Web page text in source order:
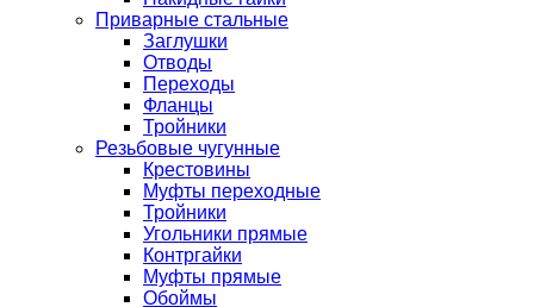
Приварные стальные
Заглушки
Отводы
Переходы
Фланцы
Тройники
Резьбовые чугунные
Крестовины
Муфты переходные
Тройники
Угольники прямые
Контргайки
Муфты прямые
Обоймы